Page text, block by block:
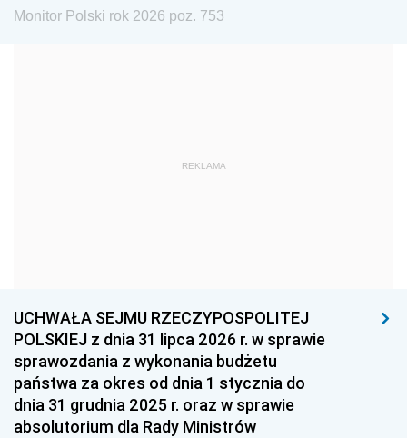
1975 1974
1959
1939 1938 1937
1936 1930
Monitor Polski rok 2026 poz. 753
REKLAMA
UCHWAŁA SEJMU RZECZYPOSPOLITEJ
POLSKIEJ z dnia 31 lipca 2026 r. w sprawie
sprawozdania z wykonania budżetu
państwa za okres od dnia 1 stycznia do
dnia 31 grudnia 2025 r. oraz w sprawie
absolutorium dla Rady Ministrów